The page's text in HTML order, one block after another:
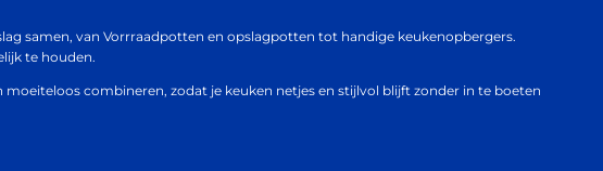
samen, van Vorrraadpotten en opslagpotten tot handige keukenopbergers.
te houden.
combineren, zodat je keuken netjes en stijlvol blijft zonder in te boeten